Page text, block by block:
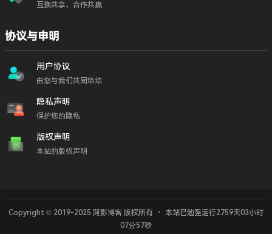
老手必备 广告课程
互换共享，合作共赢
协议与申明
用户协议
由您与我们共同缔结
隐私声明
保护您的隐私
版权声明
本站的版权声明
Copyright © 2019-2025 阿影博客 版权所有 ・ 本站已勉强运行2759天03小时
07分57秒